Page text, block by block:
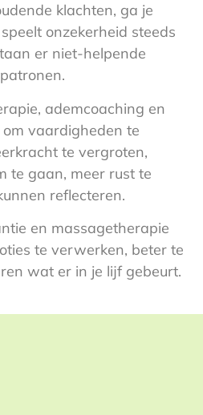
klachten, ga je
onzekerheid steeds
er niet-helpende
ademcoaching en
vaardigheden te
te vergroten,
te gaan, meer rust te
reflecteren.
en massagetherapie
te verwerken, beter te
wat er in je lijf gebeurt.